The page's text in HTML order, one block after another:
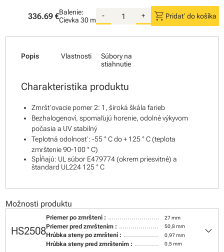
336.69 €Balenie:
Cievka 30 m
- + shopping_cart Pridať do košíka
Popis Vlastnosti
Súbory na
stiahnutie
Charakteristika produktu
Zmršťovacie pomer 2: 1, široká škála farieb
Bezhalogenoví, spomaľujú horenie, odolné výkyvom
počasia a UV stabilný
Teplotná odolnosť: -55 ° C do + 125 ° C (teplota
zmrštenie 90-100 ° C)
Spĺňajú: UL súbor E479774 (okrem priesvitné) a
štandard UL224 125 ° C
Možnosti produktu
HS2508
Priemer po zmrštení : 27 mm
Priemer pred zmrštením : 50,8 mm
Hrúbka steny po zmrštení : 0,97 mm
Hrúbka steny pred zmrštením : 0,5 mm
keyboard_arrow_down